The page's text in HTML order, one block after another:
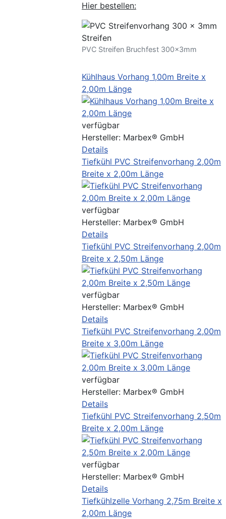
Hier bestellen:
PVC Streifen Bruchfest 300x3mm
Kühlhaus Vorhang 1,00m Breite x
2,00m Länge
verfügbar
Hersteller: Marbex® GmbH
Details
Tiefkühl PVC Streifenvorhang 2,00m
Breite x 2,00m Länge
verfügbar
Hersteller: Marbex® GmbH
Details
Tiefkühl PVC Streifenvorhang 2,00m
Breite x 2,50m Länge
verfügbar
Hersteller: Marbex® GmbH
Details
Tiefkühl PVC Streifenvorhang 2,00m
Breite x 3,00m Länge
verfügbar
Hersteller: Marbex® GmbH
Details
Tiefkühl PVC Streifenvorhang 2,50m
Breite x 2,00m Länge
verfügbar
Hersteller: Marbex® GmbH
Details
Tiefkühlzelle Vorhang 2,75m Breite x
2,00m Länge